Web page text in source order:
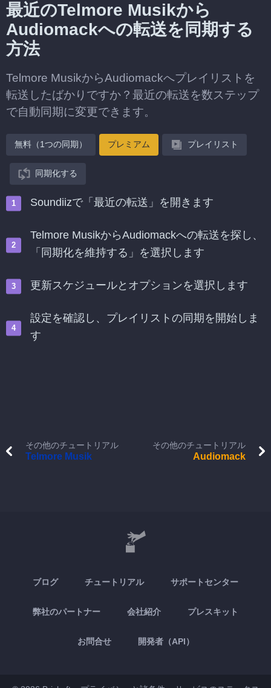
最近のTelmore Musikから
Audiomackへの転送を同期する
方法
Telmore MusikからAudiomackへプレイリストを
転送したばかりですか？最近の転送を数ステップ
で自動同期に変更できます。
無料（1つの同期） プレミアム プレイリスト
同期化する
Soundiizで「最近の転送」を開きます
Telmore MusikからAudiomackへの転送を探し、
「同期化を維持する」を選択します
更新スケジュールとオプションを選択します
設定を確認し、プレイリストの同期を開始しま
す
その他のチュートリアル
Telmore Musik
その他のチュートリアル
Audiomack
ブログ チュートリアル サポートセンター
弊社のパートナー 会社紹介 プレスキット
お問合せ 開発者（API）